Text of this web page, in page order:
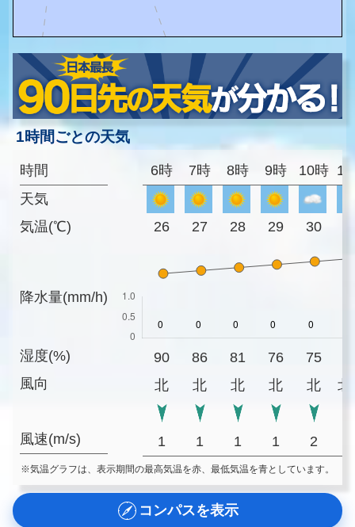
1時間ごとの天気
時間
天気
気温(℃)
降水量(mm/h)
湿度(%)
風向
風速(m/s)
6時 7時 8時 9時 10時
26 27 28 29 30
90 86 81 76 75
北
北 北 北 北 北
1 1 1 1 2
※気温グラフは、表示期間の最高気温を赤、最低気温を青としています。
コンパスを表示